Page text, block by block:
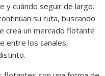
y cuándo seguir de largo.
su ruta, buscando
crea un mercado flotante
entre los canales,